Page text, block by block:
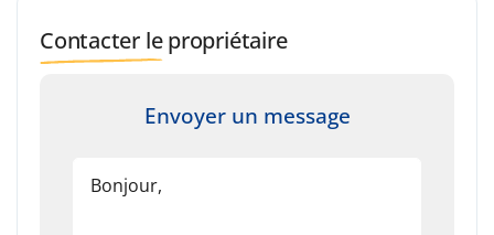
Contacter le propriétaire
Envoyer un message